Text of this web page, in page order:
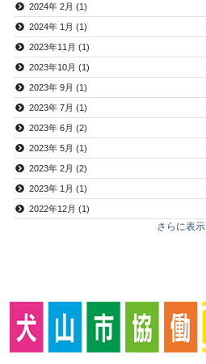
2024年 2月 (1)
2024年 1月 (1)
2023年11月 (1)
2023年10月 (1)
2023年 9月 (1)
2023年 7月 (1)
2023年 6月 (2)
2023年 5月 (1)
2023年 2月 (2)
2023年 1月 (1)
2022年12月 (1)
さらに表示